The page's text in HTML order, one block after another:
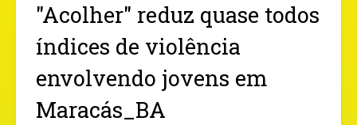
"Acolher" reduz quase todos
índices de violência
envolvendo jovens em
Maracás_BA